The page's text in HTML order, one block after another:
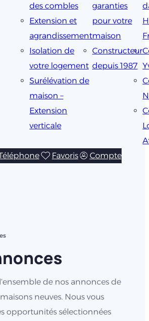
des combles
Extension et
agrandissement
Isolation de
votre logement
Surélévation de
maison –
Extension
verticale
garanties
pour votre
maison
Constructeur
depuis 1987
Favoris Compte
de nos annonces de
neuves. Nous vous
opportunités sélectionnées